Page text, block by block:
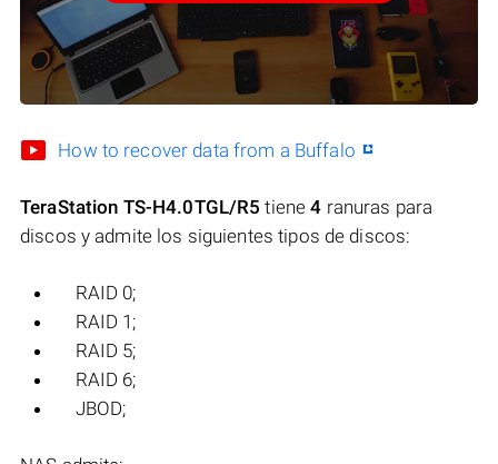
How to recover data from a Buffalo
TeraStation TS-H4.0TGL/R5 tiene4 ranuras para
discos y admite los siguientes tipos de discos:
RAID 0;
RAID 1;
RAID 5;
RAID 6;
JBOD;